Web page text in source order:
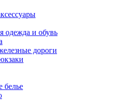
одежда и обувь
дороги
белье